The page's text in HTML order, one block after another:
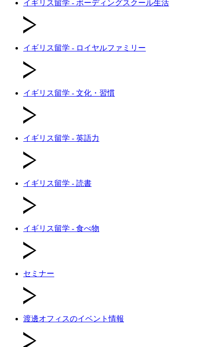
イギリス留学 - ボーディングスクール生活
イギリス留学 - ロイヤルファミリー
イギリス留学 - 文化・習慣
イギリス留学 - 英語力
イギリス留学 - 読書
イギリス留学 - 食べ物
セミナー
渡邊オフィスのイベント情報